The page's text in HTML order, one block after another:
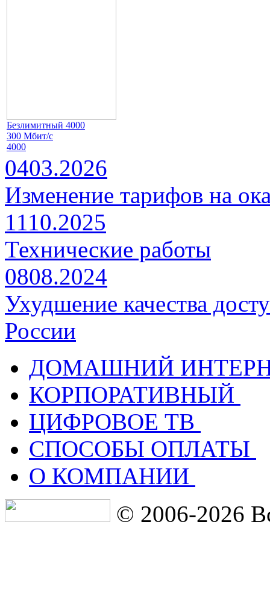
Безлимитный 4000
300 Мбит/с
4000
0403.2026
Изменение тарифов на
1110.2025
Технические работы
0808.2024
Ухудшение качества
России
ДОМАШНИЙ
КОРПОРАТИВНЫЙ
ЦИФРОВОЕ ТВ
СПОСОБЫ ОПЛАТЫ
О КОМПАНИИ
© 2006-2026